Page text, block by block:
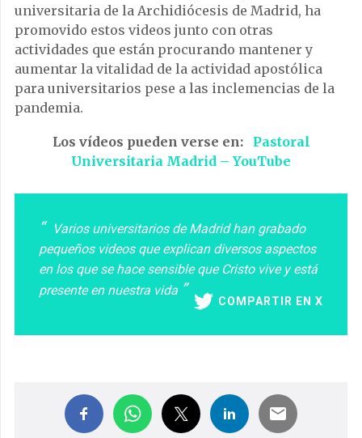
universitaria de la Archidiócesis de Madrid, ha
promovido estos videos junto con otras
actividades que están procurando mantener y
aumentar la vitalidad de la actividad apostólica
para universitarios pese a las inclemencias de la
pandemia.
Los vídeos pueden verse en: Pastoral
Universitaria Madrid – YouTube
Varios universitarios de Madrid han grabado
pequeños videos que explican diversos aspectos
en los que se hace sensible que Cristo vive y está
presente en nuestra vida
COMPARTIR EN X